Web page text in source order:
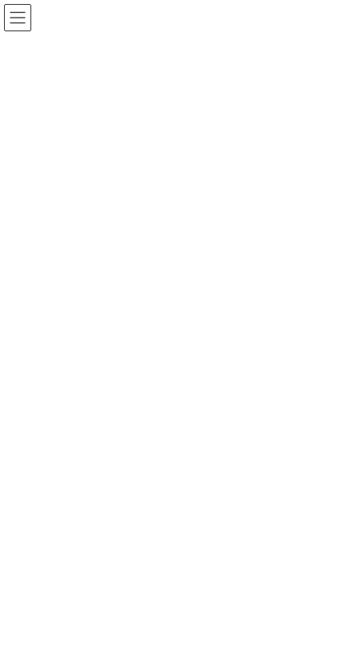
コ
ン
ナ
ビ